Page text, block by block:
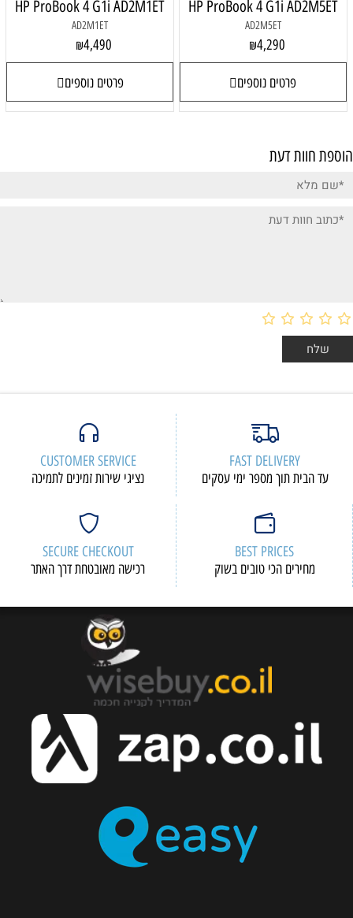
HP ProBook 4 G1i AD2M5ET
AD2M5ET
₪4,290
פרטים נוספים
HP ProBook 4 G1i AD2M1ET
AD2M1ET
₪4,490
פרטים נוספים
הוספת חוות דעת
FAST DELIVERY
עד הבית תוך מספר ימי עסקים
CUSTOMER SERVICE
נציגי שירות זמינים לתמיכה
BEST PRICES
מחירים הכי טובים בשוק
SECURE CHECKOUT
רכישה מאובטחת דרך האתר